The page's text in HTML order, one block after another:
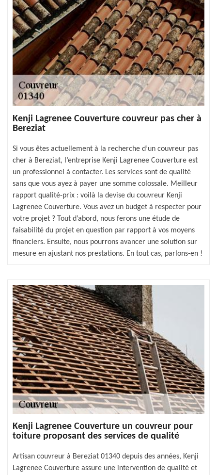
Kenji Lagrenee Couverture couvreur pas cher à
Bereziat
Si vous êtes actuellement à la recherche d’un couvreur pas
cher à Bereziat, l’entreprise Kenji Lagrenee Couverture est
un professionnel à contacter. Les services sont de qualité
sans que vous ayez à payer une somme colossale. Meilleur
rapport qualité-prix : voilà la devise du couvreur Kenji
Lagrenee Couverture. Vous avez un budget à respecter pour
votre projet ? Tout d’abord, nous ferons une étude de
faisabilité du projet en question par rapport à vos moyens
financiers. Ensuite, nous pourrons avancer une solution sur
mesure en ajustant nos prestations. En tout cas, parlons-en !
Kenji Lagrenee Couverture un couvreur pour
toiture proposant des services de qualité
Artisan couvreur à Bereziat 01340 depuis des années, Kenji
Lagrenee Couverture assure une intervention de qualité et